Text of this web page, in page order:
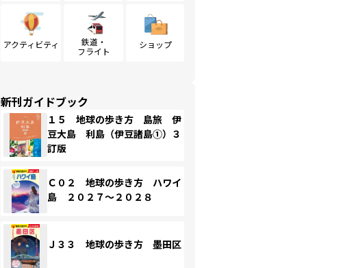
アクティビティ
鉄道・
フライト
ショップ
新刊ガイドブック
１５ 地球の歩き方 島旅 伊
豆大島 利島（伊豆諸島①）３
訂版
Ｃ０２ 地球の歩き方 ハワイ
島 ２０２７～２０２８
Ｊ３３ 地球の歩き方 墨田区